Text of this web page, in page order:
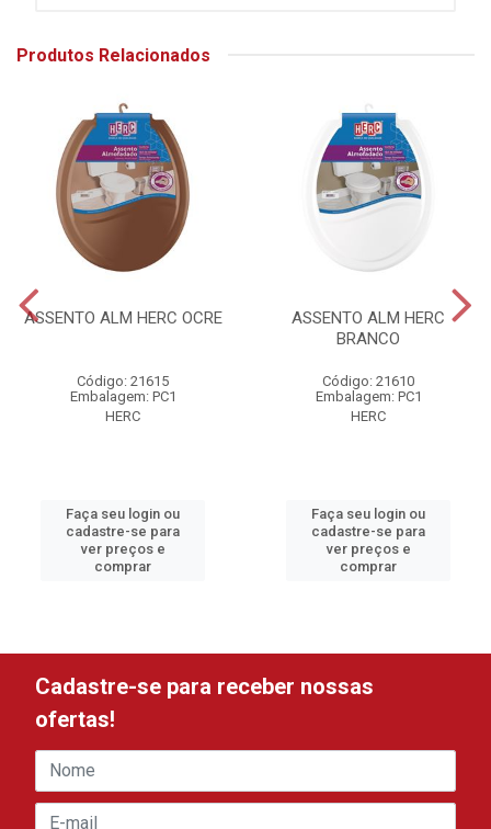
Produtos Relacionados
ASSENTO ALM HERC OCRE
Código: 21615
Embalagem: PC1
HERC
Faça seu login ou
cadastre-se para
ver preços e
comprar
ASSENTO ALM HERC
BRANCO
Código: 21610
Embalagem: PC1
HERC
Faça seu login ou
cadastre-se para
ver preços e
comprar
Cadastre-se para receber nossas
ofertas!